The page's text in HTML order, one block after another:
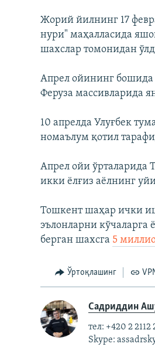
Жорий йилнинг 17
нури" маҳалласида
шахслар томонидан
Апрел ойининг
Феруза массивларида
10 апрелда Улуғбек
номаълум қотил
Апрел ойи ўрталарида
икки ёлғиз аёлнинг
Тошкент шаҳар ички
эълонларни
берган шахсга 5
Ўртоқлашинг
Садриддин
тел: +420 2 2112
Skype: